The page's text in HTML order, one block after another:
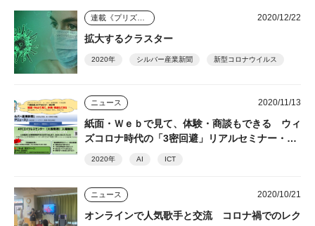
2020/12/22
拡大するクラスター
2020年 シルバー産業新聞 新型コロナウイルス
ニュース 2020/11/13
紙面・Ｗｅｂで見て、体験・商談もできる ウィ
ズコロナ時代の「3密回避」リアルセミナー・展
2020年 AI ICT
ニュース 2020/10/21
オンラインで人気歌手と交流 コロナ禍でのレク